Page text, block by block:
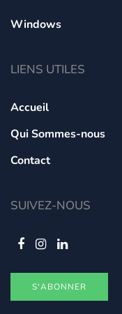
Windows
LIENS UTILES
Accueil
Qui Sommes-nous
Contact
SUIVEZ-NOUS
S'ABONNER